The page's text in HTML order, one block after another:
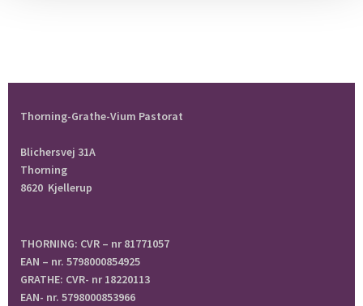
Thorning-Grathe-Vium Pastorat
Blichersvej 31A
Thorning
8620 Kjellerup
THORNING: CVR – nr 81771057
EAN – nr. 5798000854925
GRATHE: CVR- nr 18220113
EAN- nr. 5798000853966